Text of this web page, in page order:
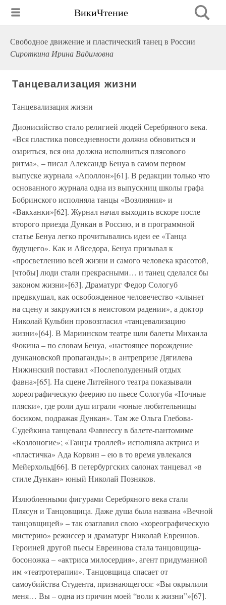
ВикиЧтение
Свободное движение и пластический танец в России
Сироткина Ирина Вадимовна
Танцевализация жизни
Танцевализация жизни
Дионисийство стало религией людей Серебряного века.
«Вся пластика повседневности должна обновиться и
озариться, вся она должна исполниться плясового
ритма», – писал Александр Бенуа в самом первом
выпуске журнала «Аполлон»[61]. В редакции только что
основанного журнала одна из выпускниц школы графа
Бобринского исполняла танцы «Возлияния» и
«Вакханки»[62]. Журнал начал выходить вскоре после
второго приезда Дункан в Россию, и в программной
статье Бенуа легко прочитывались идеи ее «Танца
будущего». Как и Айседора, Бенуа призывал к
«просветлению всей жизни и самого человека красотой,
[чтобы] люди стали прекрасными… и танец сделался бы
законом жизни»[63]. Драматург Федор Сологуб
предвкушал, как освобожденное человечество «хлынет
на сцену и закружится в неистовом радении», а доктор
Николай Кульбин провозгласил «танцевализацию
жизни»[64]. В Мариинском театре шли балеты Михаила
Фокина – по словам Бенуа, «настоящее порождение
дункановской пропаганды»; в антрепризе Дягилева
Нижинский поставил «Послеполуденный отдых
фавна»[65]. На сцене Литейного театра показывали
хореографическую феерию по пьесе Сологуба «Ночные
пляски», где роли душ играли «юные любительницы
босиком, подражая Дункан». Там же Ольга Глебова-
Судейкина танцевала Фавнессу в балете-пантомиме
«Козлоногие»; «Танцы троллей» исполняла актриса и
«пластичка» Ада Корвин – ею в то время увлекался
Мейерхольд[66]. В петербургских салонах танцевал «в
стиле Дункан» юный Николай Позняков.
Излюбленными фигурами Серебряного века стали
Плясун и Танцовщица. Даже душа была названа «Вечной
танцовщицей» – так озаглавил свою «хореографическую
мистерию» режиссер и драматург Николай Евреинов.
Героиней другой пьесы Евреинова стала танцовщица-
босоножка – «актриса милосердия», агент придуманной
им «театротерапии». Танцовщица спасает от
самоубийства Студента, признающегося: «Вы окрылили
меня… Вы – одна из причин моей “воли к жизни”»[67].